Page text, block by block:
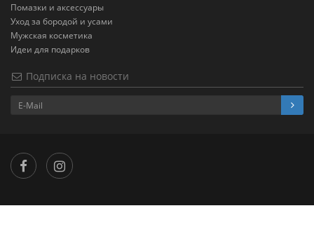
Помазки и аксессуары
Уход за бородой и усами
Мужская косметика
Идеи для подарков
Подписка на новости